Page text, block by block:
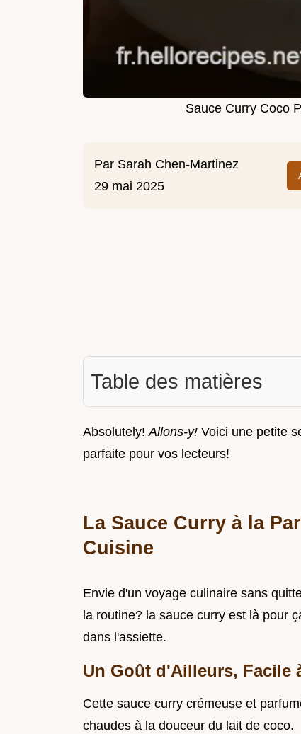
Sauce Curry Coco
Par Sarah Chen-Martinez
29 mai 2025
Table des matières
Absolutely!Allons-y! Voici une petite
parfaite pour vos lecteurs!
La Sauce Curry à la
Cuisine
Envie d'un voyage culinaire sans
la routine? la sauce curry est là pour
dans l'assiette.
Un Goût d'Ailleurs, Facile
Cette sauce curry crémeuse et
chaudes à la douceur du lait de coco.